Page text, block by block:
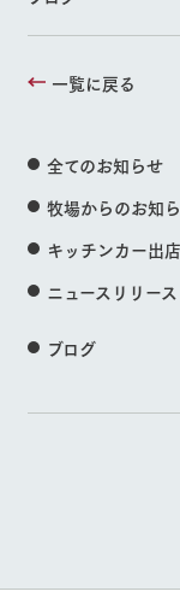
一覧に戻る
全てのお知らせ
牧場からのお知
キッチンカー出
ニュースリリース
ブログ